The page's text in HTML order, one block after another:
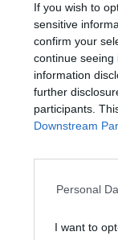
If you wish to
sensitive
confirm your
continue seeing
information
further
participants.
Downstream
Personal
I want to